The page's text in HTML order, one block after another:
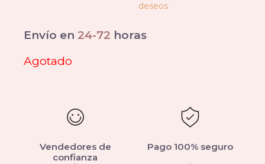
deseos
Envío en 24-72 horas
Agotado
Vendedores de
confianza
Pago 100% seguro